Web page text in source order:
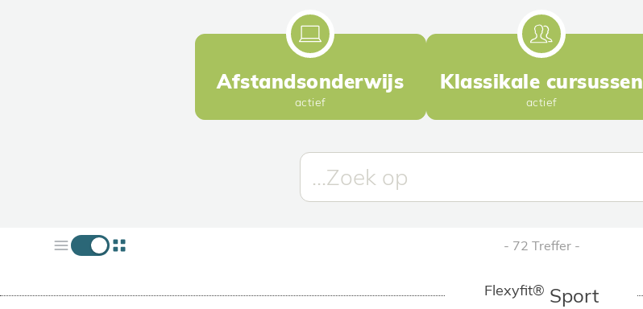
Afstandsonderwijs
actief
Klassikale cursussen
actief
72 Treffer
Flexyfit® Sport